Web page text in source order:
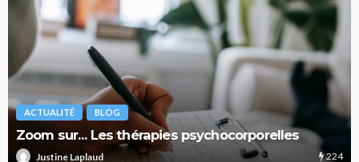
ACTUALITÉ BLOG
Zoom sur… Les thérapies psychocorporelles
Justine Laplaud 224